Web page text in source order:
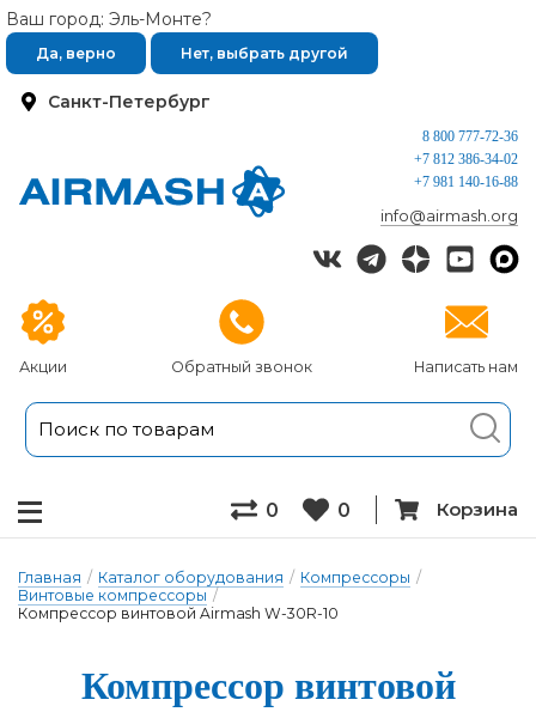
Санкт-Петербург
Ваш город: Эль-Монте?
Да, верно Нет, выбрать другой
Акции Обратный звонок Написать нам
8 800 777-72-36
+7 812 386-34-02
+7 981 140-16-88
info@airmash.org
0 0 Корзина
Главная / Каталог оборудования / Компрессоры /
Винтовые компрессоры /
Компрессор винтовой Airmash W-30R-10
Компрессор вин­то­вой